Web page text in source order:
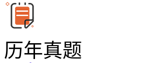
历年真题